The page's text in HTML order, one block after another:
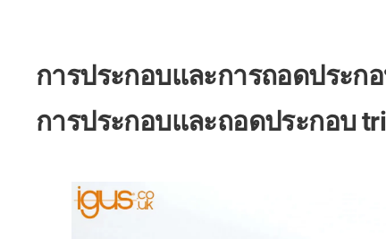
การประกอบและการถอดประก
การประกอบและถอดประกอบ